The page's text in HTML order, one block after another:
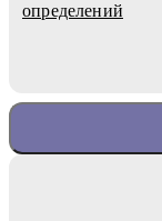
определений